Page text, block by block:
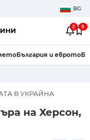
BG
2 0
България и еврото
В УКРАЙНА
на Херсон,